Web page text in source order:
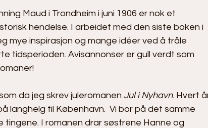
Maud i Trondheim i juni 1906 er nok et
hendelse. I arbeidet med den siste boken i
mye inspirasjon og mange idéer ved å tråle
tidsperioden. Avisannonser er gull verdt som
da jeg skrev juleromanen Jul i Nyhavn. Hvert
langhelg til København.  Vi bor på det samme
I romanen drar søstrene Hanne og